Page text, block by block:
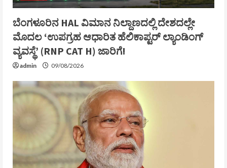
ಬೆಂಗಳೂರಿನ HAL ವಿಮಾನ ನಿಲ್ದಾಣದಲ್ಲಿ ದೇಶದಲ್ಲೇ
ಮೊದಲ ‘ಉಪಗ್ರಹ ಆಧಾರಿತ ಹೆಲಿಕಾಪ್ಟರ್ ಲ್ಯಾಂಡಿಂಗ್
ವ್ಯವಸ್ಥೆ’ (RNP CAT H) ಜಾರಿಗೆ!
admin 09/08/2026